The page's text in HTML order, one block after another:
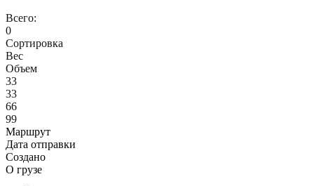
Всего:
0
Сортировка
Вес
Объем
33
33
66
99
Маршрут
Дата отправки
Создано
О грузе